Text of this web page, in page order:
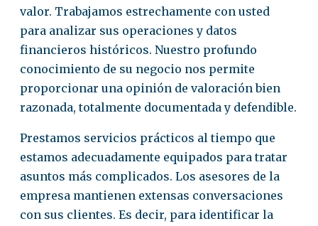
valor. Trabajamos estrechamente con usted
para analizar sus operaciones y datos
financieros históricos. Nuestro profundo
conocimiento de su negocio nos permite
proporcionar una opinión de valoración bien
razonada, totalmente documentada y defendible.
Prestamos servicios prácticos al tiempo que
estamos adecuadamente equipados para tratar
asuntos más complicados. Los asesores de la
empresa mantienen extensas conversaciones
con sus clientes. Es decir, para identificar la